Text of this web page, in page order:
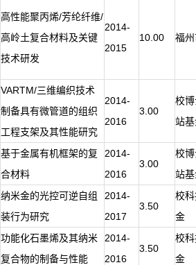
高性能聚丙烯/芳纶纤维/
高岭土复合材料及关键
技术研发
2014-
2015
10.00 福
VARTM/三维编织技术
制备具有微管道的组织
工程支架及其性能研究
2014-
2016
3.00
校
站
基于金属有机框架的复
合材料
2014-
2016
3.00
校
站
纳米金的光控可逆自组
装行为研究
2014-
2017
3.50
校
金
功能化石墨烯及其纳米
复合物的制备与性能
2014-
2016
3.50
校
金